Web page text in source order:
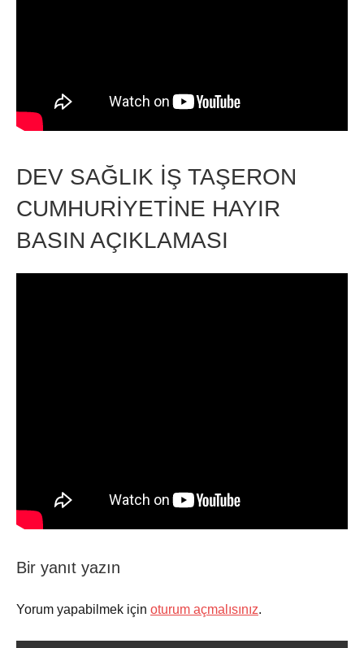
DEV SAĞLIK İŞ TAŞERON
CUMHURİYETİNE HAYIR
BASIN AÇIKLAMASI
Sendikamızdan
Bir yanıt yazın
Yorum yapabilmek için oturum açmalısınız.